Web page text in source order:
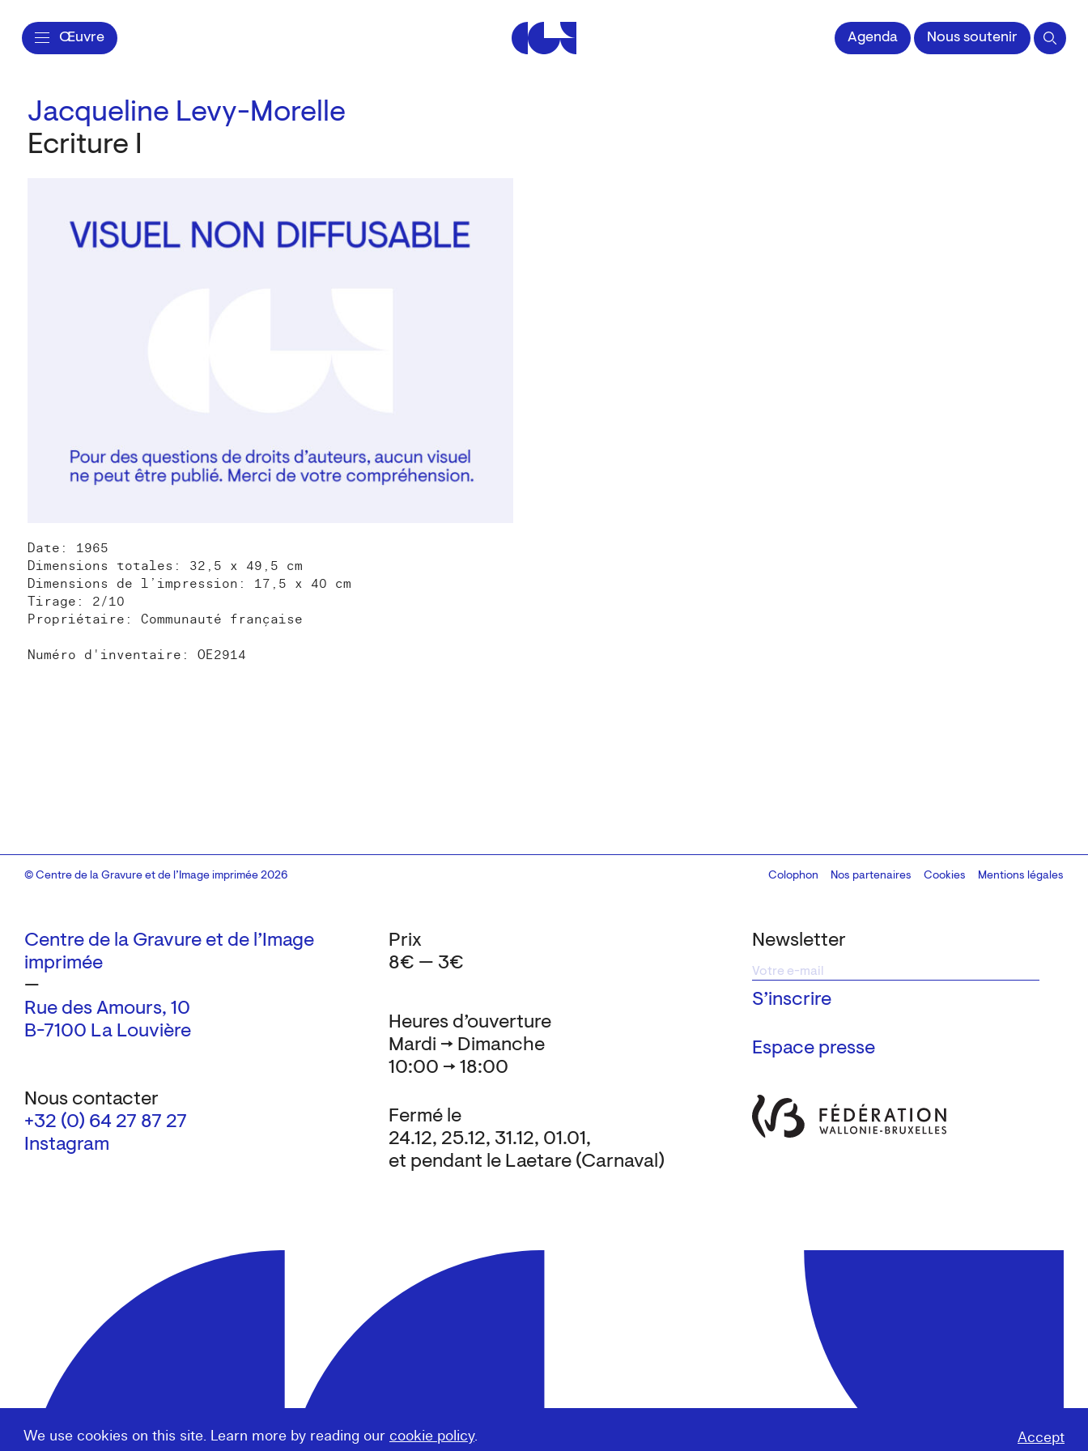
Œuvre Centre de la Gravure et de l'Image impriméeAgenda Nous soutenir
We use cookies on this site. Learn more by reading our cookie policy. Accept
Jacqueline Levy-Morelle
Ecriture I
Date: 1965
Dimensions totales: 32,5 x 49,5 cm
Dimensions de l’impression: 17,5 x 40 cm
Tirage: 2/10
Propriétaire: Communauté française
Numéro d'inventaire: OE2914
Centre de la Gravure et de l’Image
imprimée
—
Rue des Amours, 10
B-7100 La Louvière
Nous contacter
+32 (0) 64 27 87 27
Instagram
Newsletter
Espace presse
Heures d’ouverture
Mardi → Dimanche
10:00 → 18:00
Fermé le
24.12, 25.12, 31.12, 01.01,
et pendant le Laetare (Carnaval)
Prix
8€ — 3€
© Centre de la Gravure et de l’Image imprimée 2026 Colophon
Design:Marcel Kaczmarek, code:8080.studio
Nos partenaires Cookies Mentions légales